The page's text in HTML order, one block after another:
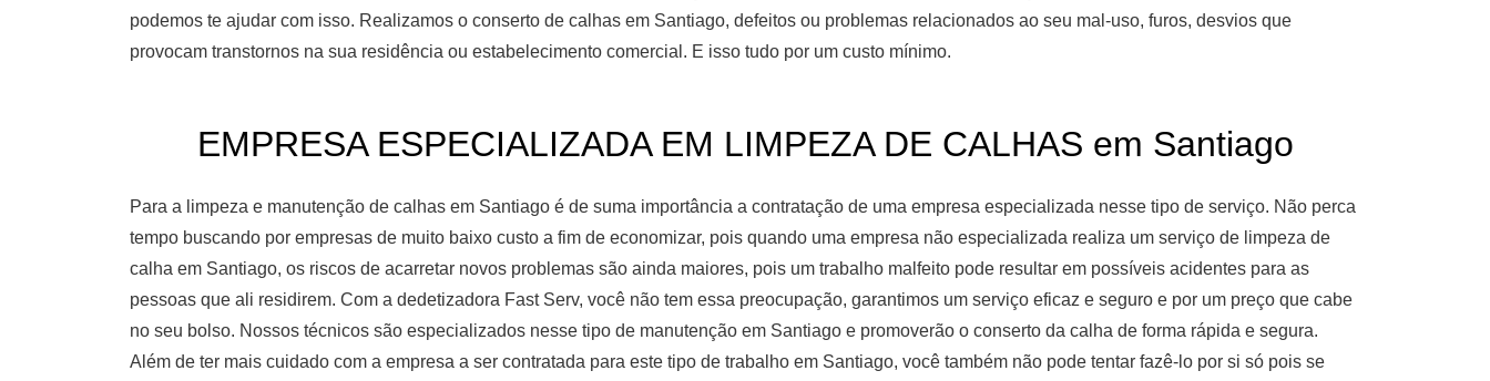
podemos te ajudar com isso. Realizamos o conserto de calhas em Santiago, defeitos ou problemas relacionados ao seu mal-uso, furos, desvios que
provocam transtornos na sua residência ou estabelecimento comercial. E isso tudo por um custo mínimo.
EMPRESA ESPECIALIZADA EM LIMPEZA DE CALHAS em Santiago
Para a limpeza e manutenção de calhas em Santiago é de suma importância a contratação de uma empresa especializada nesse tipo de serviço. Não perca
tempo buscando por empresas de muito baixo custo a fim de economizar, pois quando uma empresa não especializada realiza um serviço de limpeza de
calha em Santiago, os riscos de acarretar novos problemas são ainda maiores, pois um trabalho malfeito pode resultar em possíveis acidentes para as
pessoas que ali residirem. Com a dedetizadora Fast Serv, você não tem essa preocupação, garantimos um serviço eficaz e seguro e por um preço que cabe
no seu bolso. Nossos técnicos são especializados nesse tipo de manutenção em Santiago e promoverão o conserto da calha de forma rápida e segura.
Além de ter mais cuidado com a empresa a ser contratada para este tipo de trabalho em Santiago, você também não pode tentar fazê-lo por si só pois se